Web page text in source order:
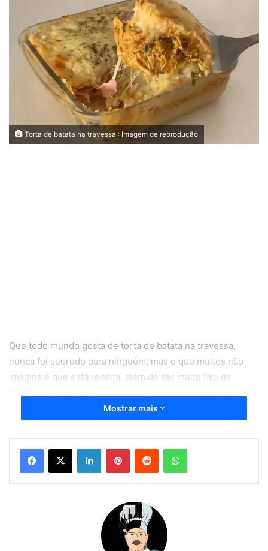
Torta de batata na travessa : Imagem de reprodução
Que todo mundo gosta de torta de batata na travessa,
nunca foi segredo para ninguém, mas o que muitos não
imagina é que esta receita, além de ser muito fácl de
combina com o dia a dia de todos.
Torta de sardinha de liquidificador
Então se você gosta de praticidade na cozinha, a torta de
batata que você preparar na travessa é ideal para o seu dia
a dia, aqui em casa eu sempre preparo esta receita para o
nosso almoço, e sem dúvidas você vai adorar preparar aí
na sua casa, veja o passo a passo da receita abaixo.
Mostrar mais
LinkedinPinterestReddit WhatsApp